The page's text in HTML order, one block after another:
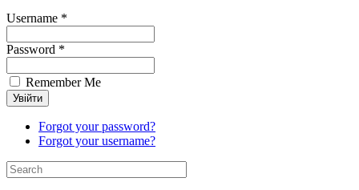
Username *
Password *
Remember Me
Forgot your password?
Forgot your username?